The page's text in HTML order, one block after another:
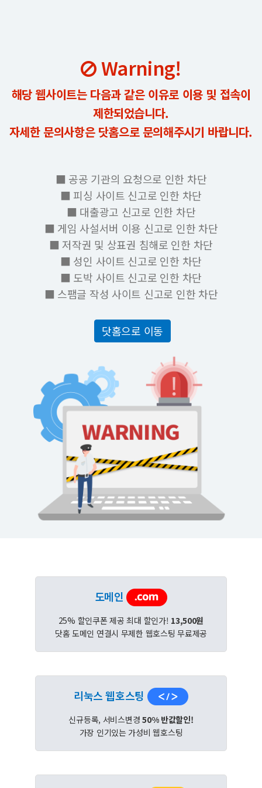
Warning!
해당 웹사이트는 다음과 같은 이유로 이용 및 접속이
제한되었습니다.
자세한 문의사항은 닷홈으로 문의해주시기 바랍니다.
■ 공공 기관의 요청으로 인한 차단
■ 피싱 사이트 신고로 인한 차단
■ 대출광고 신고로 인한 차단
■ 게임 사설서버 이용 신고로 인한 차단
■ 저작권 및 상표권 침해로 인한 차단
■ 성인 사이트 신고로 인한 차단
■ 도박 사이트 신고로 인한 차단
■ 스팸글 작성 사이트 신고로 인한 차단
닷홈으로 이동
도메인
25% 할인쿠폰 제공 최대 할인가! 13,500원
닷홈 도메인 연결시 무제한 웹호스팅 무료제공
리눅스 웹호스팅
신규등록, 서비스변경50% 반값할인!
가장 인기있는 가성비 웹호스팅